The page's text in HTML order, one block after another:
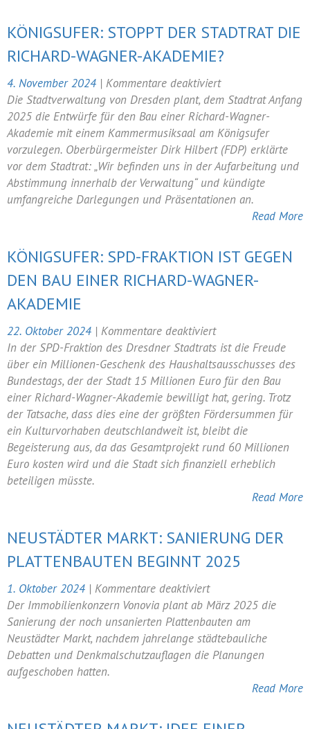
KÖNIGSUFER: STOPPT DER STADTRAT DIE
RICHARD-WAGNER-AKADEMIE?
4. November 2024 | Kommentare deaktiviertfür
Königsufer:
Stoppt
der
Stadtrat
die
Richard-
Wagner-
Akademie?
Die Stadtverwaltung von Dresden plant, dem Stadtrat Anfang
2025 die Entwürfe für den Bau einer Richard-Wagner-
Akademie mit einem Kammermusiksaal am Königsufer
vorzulegen. Oberbürgermeister Dirk Hilbert (FDP) erklärte
vor dem Stadtrat: „Wir befinden uns in der Aufarbeitung und
Abstimmung innerhalb der Verwaltung“ und kündigte
umfangreiche Darlegungen und Präsentationen an.
Read More
KÖNIGSUFER: SPD-FRAKTION IST GEGEN
DEN BAU EINER RICHARD-WAGNER-
AKADEMIE
22. Oktober 2024 | Kommentare deaktiviertfür
Königsufer:
SPD-
Fraktion
ist
gegen
den
Bau
einer
Wagner-
In der SPD-Fraktion des Dresdner Stadtrats ist die Freude
über ein Millionen-Geschenk des Haushaltsausschusses des
Bundestags, der der Stadt 15 Millionen Euro für den Bau
einer Richard-Wagner-Akademie bewilligt hat, gering. Trotz
der Tatsache, dass dies eine der größten Fördersummen für
ein Kulturvorhaben deutschlandweit ist, bleibt die
Begeisterung aus, da das Gesamtprojekt rund 60 Millionen
Euro kosten wird und die Stadt sich finanziell erheblich
beteiligen müsste.
Read More
NEUSTÄDTER MARKT: SANIERUNG DER
PLATTENBAUTEN BEGINNT 2025
1. Oktober 2024 | Kommentare deaktiviertfür
Neustädter
Markt:
Sanierung
der
Der Immobilienkonzern Vonovia plant ab März 2025 die
Sanierung der noch unsanierten Plattenbauten am
Neustädter Markt, nachdem jahrelange städtebauliche
Debatten und Denkmalschutzauflagen die Planungen
aufgeschoben hatten.
Read More